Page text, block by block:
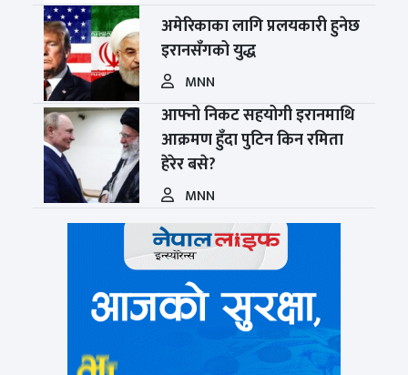
अमेरिकाका लागि प्रलयकारी हुनेछ
इरानसँगको युद्ध
MNN
आफ्नो निकट सहयोगी इरानमाथि
आक्रमण हुँदा पुटिन किन रमिता
हेरेर बसे?
MNN